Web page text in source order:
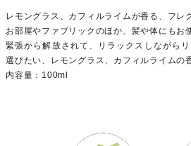
レモングラス、カフィルライムが香る、フレ
お部屋やファブリックのほか、髪や体にもお
緊張から解放されて、リラックスしながら
選びたい、レモングラス、カフィルライムの
内容量：100ml